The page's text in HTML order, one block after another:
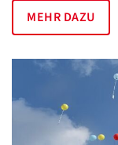
MEHR DAZU